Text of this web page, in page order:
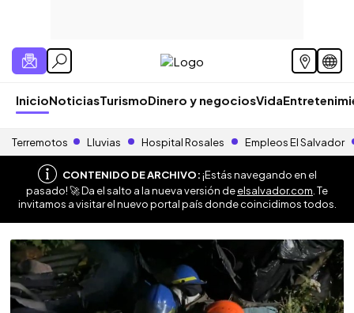
InicioNoticiasTurismoDinero y negociosVida
Terremotos Lluvias Hospital Rosales Empleos El Salvador
CONTENIDO DE ARCHIVO:¡Estás navegando en el
pasado! 🚀 Da el salto a la nueva versión deelsalvador.com . Te
invitamos a visitar el nuevo portal país donde coincidimos todos.